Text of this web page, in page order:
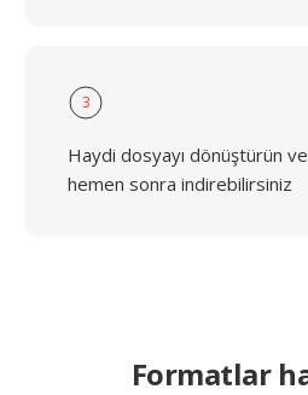
3
Haydi dosyayı dönüştürün
hemen sonra indirebilirsiniz
Formatlar